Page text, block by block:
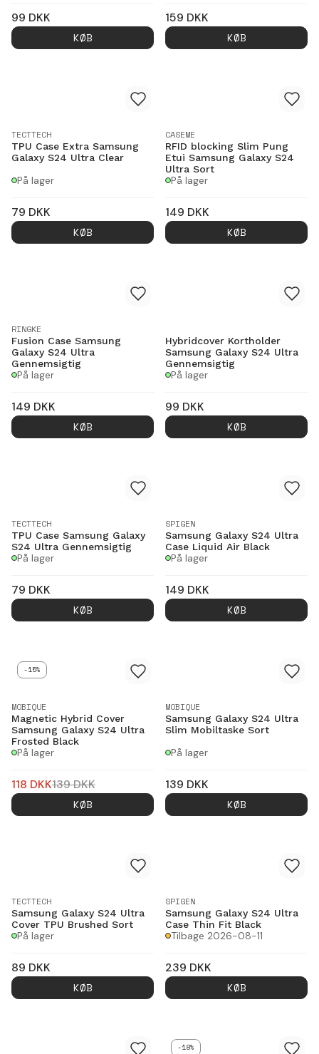
99 DKK
KØB
159 DKK
KØB
TECTTECH
TPU Case Extra Samsung
Galaxy S24 Ultra Clear
På lager
79 DKK
KØB
CASEME
RFID blocking Slim Pung
Etui Samsung Galaxy S24
Ultra Sort
På lager
149 DKK
KØB
RINGKE
Fusion Case Samsung
Galaxy S24 Ultra
Gennemsigtig
På lager
149 DKK
KØB
Hybridcover Kortholder
Samsung Galaxy S24 Ultra
Gennemsigtig
På lager
99 DKK
KØB
TECTTECH
TPU Case Samsung Galaxy
S24 Ultra Gennemsigtig
På lager
79 DKK
KØB
SPIGEN
Samsung Galaxy S24 Ultra
Case Liquid Air Black
På lager
149 DKK
KØB
-15%
MOBIQUE
Magnetic Hybrid Cover
Samsung Galaxy S24 Ultra
Frosted Black
På lager
118 DKK139DKK
KØB
MOBIQUE
Samsung Galaxy S24 Ultra
Slim Mobiltaske Sort
På lager
139 DKK
KØB
TECTTECH
Samsung Galaxy S24 Ultra
Cover TPU Brushed Sort
På lager
89 DKK
KØB
SPIGEN
Samsung Galaxy S24 Ultra
Case Thin Fit Black
Tilbage 2026-08-11
239 DKK
KØB
-18%